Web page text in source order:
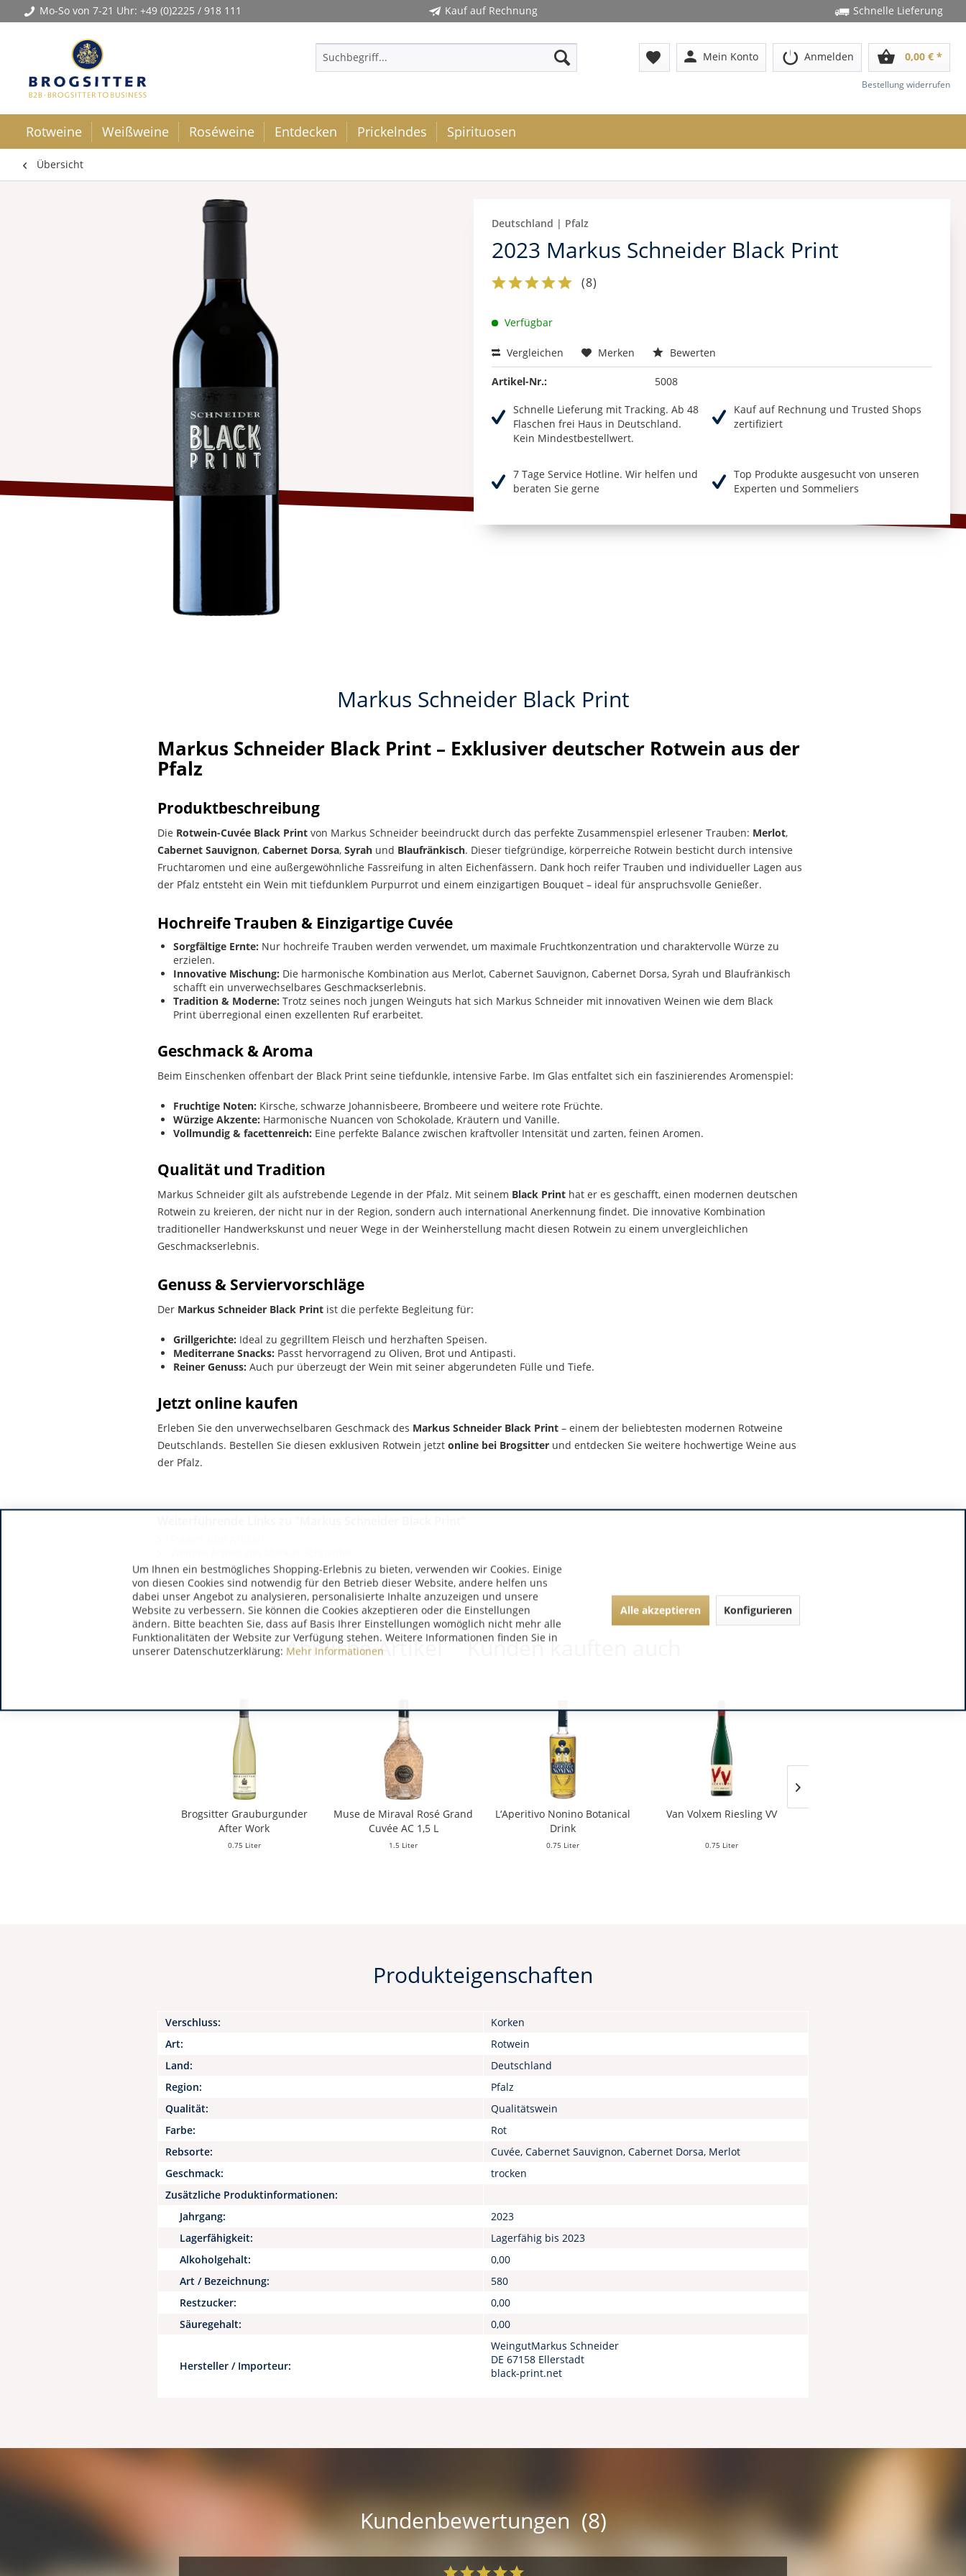
Mo-So von 7-21 Uhr: +49 (0)2225 / 918 111 Kauf auf Rechnung Schnelle Lieferung
favorite person Mein Konto Anmelden shopping_basket 0,00 € *
Bestellung widerrufen
Rotweine Weißweine Roséweine Entdecken Prickelndes Spirituosen
Übersicht
Deutschland | Pfalz
2023 Markus Schneider Black Print
(8)
Verfügbar
Vergleichen Merken Bewerten
Artikel-Nr.: 5008
Schnelle Lieferung mit Tracking. Ab 48
Flaschen frei Haus in Deutschland.
Kein Mindestbestellwert.
Kauf auf Rechnung und Trusted Shops
zertifiziert
7 Tage Service Hotline. Wir helfen und
beraten Sie gerne
Top Produkte ausgesucht von unseren
Experten und Sommeliers
Markus Schneider Black Print
Markus Schneider Black Print – Exklusiver deutscher Rotwein aus der
Pfalz
Produktbeschreibung
Die Rotwein-Cuvée Black Printvon Markus Schneider beeindruckt durch das perfekte Zusammenspiel erlesener Trauben: Merlot,
Cabernet Sauvignon, Cabernet Dorsa, Syrahund Blaufränkisch. Dieser tiefgründige, körperreiche Rotwein besticht durch intensive
Fruchtaromen und eine außergewöhnliche Fassreifung in alten Eichenfässern. Dank hoch reifer Trauben und individueller Lagen aus
der Pfalz entsteht ein Wein mit tiefdunklem Purpurrot und einem einzigartigen Bouquet – ideal für anspruchsvolle Genießer.
Hochreife Trauben & Einzigartige Cuvée
Sorgfältige Ernte: Nur hochreife Trauben werden verwendet, um maximale Fruchtkonzentration und charaktervolle Würze zu
erzielen.
Innovative Mischung: Die harmonische Kombination aus Merlot, Cabernet Sauvignon, Cabernet Dorsa, Syrah und Blaufränkisch
schafft ein unverwechselbares Geschmackserlebnis.
Tradition & Moderne: Trotz seines noch jungen Weinguts hat sich Markus Schneider mit innovativen Weinen wie dem Black
Print überregional einen exzellenten Ruf erarbeitet.
Geschmack & Aroma
Beim Einschenken offenbart der Black Print seine tiefdunkle, intensive Farbe. Im Glas entfaltet sich ein faszinierendes Aromenspiel:
Fruchtige Noten: Kirsche, schwarze Johannisbeere, Brombeere und weitere rote Früchte.
Würzige Akzente: Harmonische Nuancen von Schokolade, Kräutern und Vanille.
Vollmundig & facettenreich: Eine perfekte Balance zwischen kraftvoller Intensität und zarten, feinen Aromen.
Qualität und Tradition
Markus Schneider gilt als aufstrebende Legende in der Pfalz. Mit seinem Black Printhat er es geschafft, einen modernen deutschen
Rotwein zu kreieren, der nicht nur in der Region, sondern auch international Anerkennung findet. Die innovative Kombination
traditioneller Handwerkskunst und neuer Wege in der Weinherstellung macht diesen Rotwein zu einem unvergleichlichen
Geschmackserlebnis.
Genuss & Serviervorschläge
Der Markus Schneider Black Printist die perfekte Begleitung für:
Grillgerichte: Ideal zu gegrilltem Fleisch und herzhaften Speisen.
Mediterrane Snacks: Passt hervorragend zu Oliven, Brot und Antipasti.
Reiner Genuss: Auch pur überzeugt der Wein mit seiner abgerundeten Fülle und Tiefe.
Jetzt online kaufen
Erleben Sie den unverwechselbaren Geschmack des Markus Schneider Black Print– einem der beliebtesten modernen Rotweine
Deutschlands. Bestellen Sie diesen exklusiven Rotwein jetzt online bei Brogsitterund entdecken Sie weitere hochwertige Weine aus
der Pfalz.
Ähnliche Artikel Kunden kauften auch
Brogsitter Grauburgunder
After Work
0.75 Liter
Muse de Miraval Rosé Grand
Cuvée AC 1,5 L
1.5 Liter
L‘Aperitivo Nonino Botanical
Drink
0.75 Liter
Van Volxem Riesling VV
0.75 Liter
Produkteigenschaften
Verschluss:
Korken
Art:
Rotwein
Land:
Deutschland
Region:
Pfalz
Qualität:
Qualitätswein
Farbe:
Rot
Rebsorte:
Cuvée, Cabernet Sauvignon, Cabernet Dorsa, Merlot
Geschmack:
trocken
Zusätzliche Produktinformationen:
Jahrgang:
2023
Lagerfähigkeit:
Lagerfähig bis 2023
Alkoholgehalt:
0,00
Art / Bezeichnung:
580
Restzucker:
0,00
Säuregehalt:
0,00
Hersteller / Importeur:
WeingutMarkus Schneider
DE 67158 Ellerstadt
black-print.net
Kundenbewertungen (8)
Um Ihnen ein bestmögliches Shopping-Erlebnis zu bieten, verwenden wir Cookies. Einige
von diesen Cookies sind notwendig für den Betrieb dieser Website, andere helfen uns
dabei unser Angebot zu analysieren, personalisierte Inhalte anzuzeigen und unsere
Website zu verbessern. Sie können die Cookies akzeptieren oder die Einstellungen
ändern. Bitte beachten Sie, dass auf Basis Ihrer Einstellungen womöglich nicht mehr alle
Funktionalitäten der Website zur Verfügung stehen. Weitere Informationen finden Sie in
unserer Datenschutzerklärung: Mehr Informationen
Alle akzeptieren Konfigurieren